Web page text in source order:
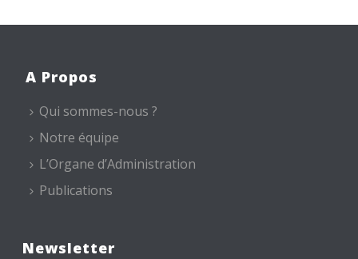
A Propos
Qui sommes-nous ?
Notre équipe
L’Organe d’Administration
Publications
Newsletter